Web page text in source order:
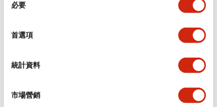
必要
首選項
統計資料
市場營銷
環境規範
功能規格
機械規格